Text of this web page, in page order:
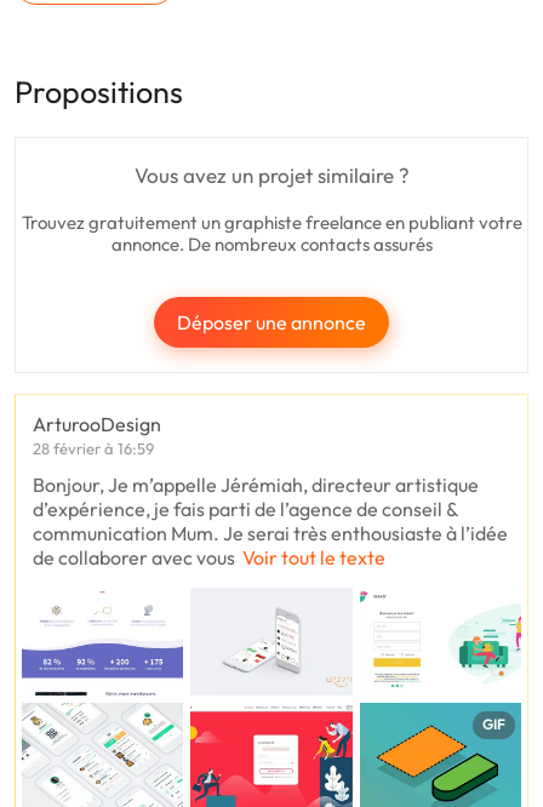
Propositions
Vous avez un projet similaire ?
Trouvez gratuitement un graphiste freelance en publiant votre
annonce. De nombreux contacts assurés
Déposer une annonce
ArturooDesign
28 février à 16:59
Bonjour, Je m’appelle Jérémiah, directeur artistique
d’expérience, je fais parti de l’agence de conseil &
communication Mum. Je serai très enthousiaste à l’idée
de collaborer avec vous Voir tout le texte
GIF